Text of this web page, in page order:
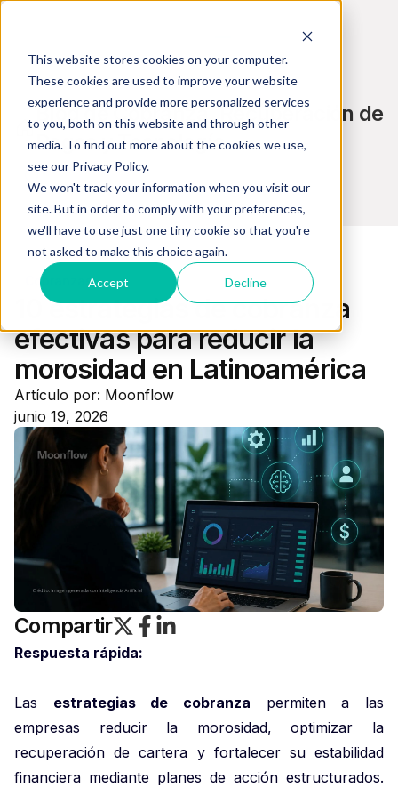
This website stores cookies on your computer.
These cookies are used to improve your website
experience and provide more personalized services
to you, both on this website and through other
media. To find out more about the cookies we use,
see our Privacy Policy.
We won't track your information when you visit our
site. But in order to comply with your preferences,
we'll have to use just one tiny cookie so that you're
not asked to make this choice again.
Accept Decline
Blog de Cobranza, Recuperación de
Pagos y Tecnología
Cobranzas
10 estrategias de cobranza
efectivas para reducir la
morosidad en Latinoamérica
Artículo por: Moonflow
junio 19, 2026
Compartir
Respuesta rápida:
Las estrategias de cobranza permiten a las
empresas reducir la morosidad, optimizar la
recuperación de cartera y fortalecer su estabilidad
financiera mediante planes de acción estructurados.